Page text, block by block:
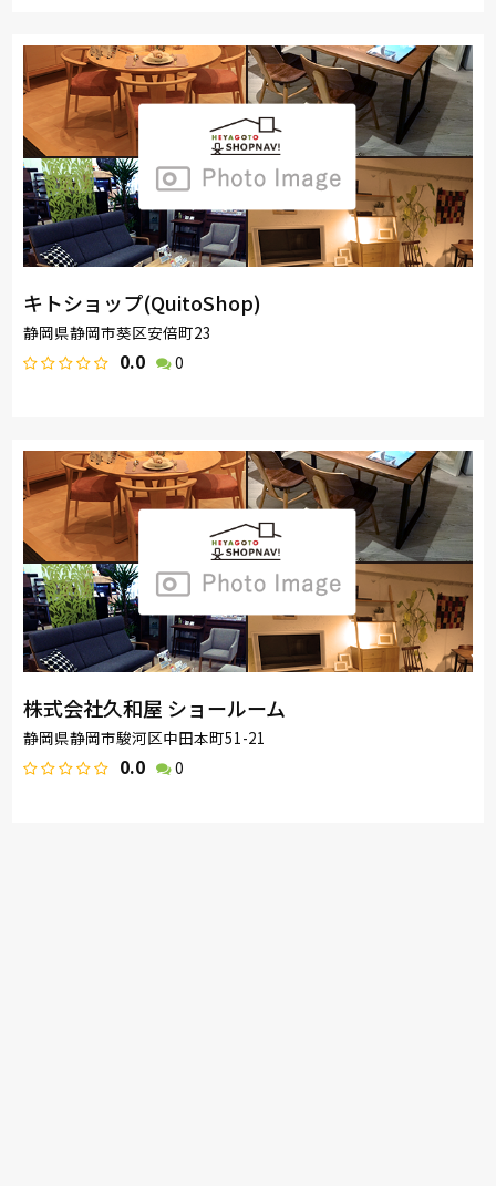
キトショップ(QuitoShop)
静岡県静岡市葵区安倍町23
0.0 0
株式会社久和屋 ショールーム
静岡県静岡市駿河区中田本町51-21
0.0 0